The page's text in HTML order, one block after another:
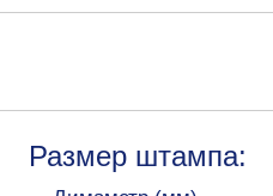
Размер штампа: